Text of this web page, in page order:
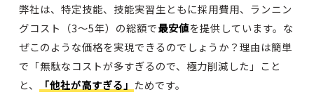
弊社は、特定技能、技能実習生ともに採用費用、ランニン
グコスト（3～5年）の総額で最安値を提供しています。な
ぜこのような価格を実現できるのでしょうか？理由は簡単
で「無駄なコストが多すぎるので、極力削減した」こと
と、
「他社が高すぎる」 ためです。